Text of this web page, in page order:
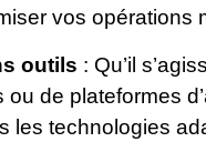
vos opérations
outils : Qu’il
ou de plateformes
les technologies